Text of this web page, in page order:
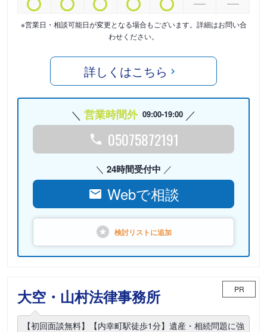
※営業日・相談可能日が変更となる場合もございます。詳細はお問い合
わせください。
詳しくはこちら
営業時間外 09:00-19:00
05075872191
24時間受付中
Webで相談
検討リストに追加
大空・山村法律事務所 PR
【初回面談無料】【内幸町駅徒歩1分】遺産・相続問題に強